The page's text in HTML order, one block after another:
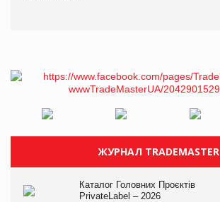
ЖУРНАЛ TRADEMASTER
Каталог Головних Проєктів
PrivateLabel – 2026